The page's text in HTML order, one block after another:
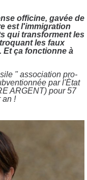
officine, gavée de
est l'immigration
qui transforment les
les faux
Et ça fonctionne à
" association pro-
par l'Ètat
ARGENT) pour 57
an !